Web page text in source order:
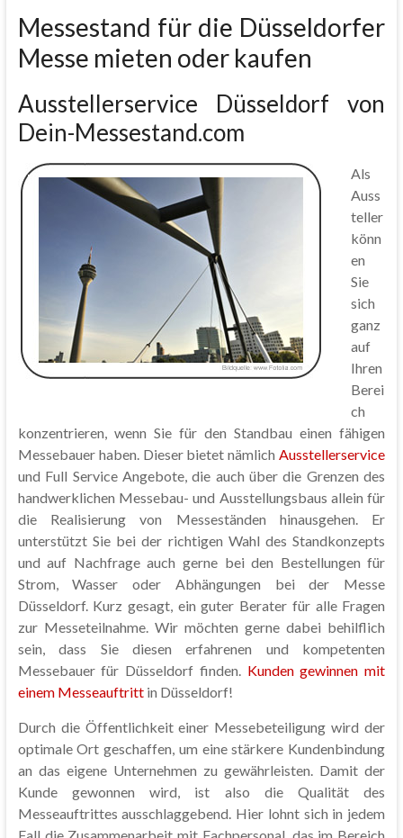
Messestand für die Düsseldorfer
Messe mieten oder kaufen
Ausstellerservice Düsseldorf von
Dein-Messestand.com
Als
Auss
teller
könn
en
Sie
sich
ganz
auf
Ihren
Berei
ch
konzentrieren, wenn Sie für den Standbau einen fähigen
Messebauer haben. Dieser bietet nämlichAusstellerservice
und Full Service Angebote, die auch über die Grenzen des
handwerklichen Messebau- und Ausstellungsbaus allein für
die Realisierung von Messeständen hinausgehen. Er
unterstützt Sie bei der richtigen Wahl des Standkonzepts
und auf Nachfrage auch gerne bei den Bestellungen für
Strom, Wasser oder Abhängungen bei der Messe
Düsseldorf. Kurz gesagt, ein guter Berater für alle Fragen
zur Messeteilnahme. Wir möchten gerne dabei behilflich
sein, dass Sie diesen erfahrenen und kompetenten
Messebauer für Düsseldorf finden. Kunden gewinnen mit
einem Messeauftrittin Düsseldorf!
Durch die Öffentlichkeit einer Messebeteiligung wird der
optimale Ort geschaffen, um eine stärkere Kundenbindung
an das eigene Unternehmen zu gewährleisten. Damit der
Kunde gewonnen wird, ist also die Qualität des
Messeauftrittes ausschlaggebend. Hier lohnt sich in jedem